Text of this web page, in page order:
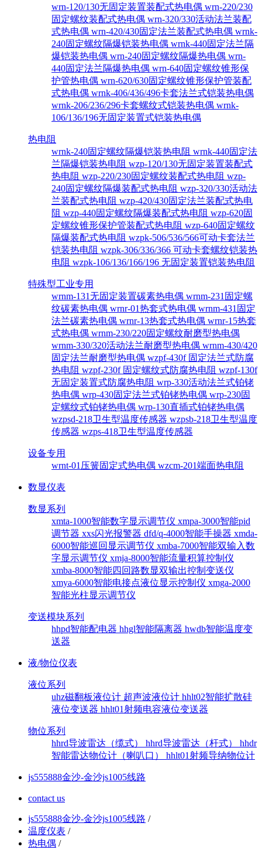
wrn-120/130无固定装置装配式热电偶 wrn-220/230
固定螺纹装配式热电偶 wrn-320/330活动法兰装配
式热电偶 wrn-420/430固定法兰装配式热电偶 wrnk-
240固定螺纹隔爆铠装热电偶 wrnk-440固定法兰隔
爆铠装热电偶 wrn-240固定螺纹隔爆热电偶 wrn-
440固定法兰隔爆热电偶 wrn-640固定螺纹锥形保
护管热电偶 wrn-620/630固定螺纹锥形保护管装配
式热电偶 wrnk-406/436/496卡套法兰式铠装热电偶
wrnk-206/236/296卡套螺纹式铠装热电偶 wrnk-
106/136/196无固定装置式铠装热电偶
热电阻
wrnk-240固定螺纹隔爆铠装热电阻 wrnk-440固定法
兰隔爆铠装热电阻 wzp-120/130无固定装置装配式
热电阻 wzp-220/230固定螺纹装配式热电阻 wzp-
240固定螺纹隔爆装配式热电阻 wzp-320/330活动法
兰装配式热电阻 wzp-420/430固定法兰装配式热电
阻 wzp-440固定螺纹隔爆装配式热电阻 wzp-620固
定螺纹锥形保护管装配式热电阻 wzp-640固定螺纹
隔爆装配式热电阻 wzpk-506/536/566可动卡套法兰
铠装热电阻 wzpk-306/336/366 可动卡套螺纹铠装热
电阻 wzpk-106/136/166/196 无固定装置铠装热电阻
特殊型工业专用
wrnm-131无固定装置碳素热电偶 wrnm-231固定螺
纹碳素热电偶 wrnr-01热套式热电偶 wrnm-431固定
法兰碳素热电偶 wrnr-13热套式热电偶 wrnr-15热套
式热电偶 wrnm-230/220固定螺纹耐磨型热电偶
wrnm-330/320活动法兰耐磨型热电偶 wrnm-430/420
固定法兰耐磨型热电偶 wzpf-430f 固定法兰式防腐
热电阻 wzpf-230f 固定螺纹式防腐热电阻 wzpf-130f
无固定装置式防腐热电阻 wrp-330活动法兰式铂铑
热电偶 wrp-430固定法兰式铂铑热电偶 wrp-230固
定螺纹式铂铑热电偶 wrp-130直插式铂铑热电偶
wzpsd-218卫生型温度传感器 wzpsb-218卫生型温度
传感器 wzps-418卫生型温度传感器
设备专用
wrnt-01压簧固定式热电偶 wzcm-201端面热电阻
数显仪表
数显系列
xmta-1000智能数字显示调节仪 xmpa-3000智能pid
调节器 xxs闪光报警器 dfd/q-4000智能手操器 xmda-
6000智能巡回显示调节仪 xmba-7000智能双输入数
字显示调节仪 xmja-8000智能流量积算控制仪
xmba-8000智能四回路数显双输出控制变送仪
xmya-6000智能电接点液位显示控制仪 xmga-2000
智能光柱显示调节仪
变送模块系列
hhpd智能配电器 hhgl智能隔离器 hwdb智能温度变
送器
液/物位仪表
液位系列
uhz磁翻板液位计 超声波液位计 hhlt02智能扩散硅
液位变送器 hhlt01射频电容液位变送器
物位系列
hhrd导波雷达（缆式） hhrd导波雷达（杆式） hhdr
智能雷达物位计（喇叭口） hhlt01射频导纳物位计
js555888金沙-金沙js1005线路
contact us
js555888金沙-金沙js1005线路 /
温度仪表 /
热电偶 /